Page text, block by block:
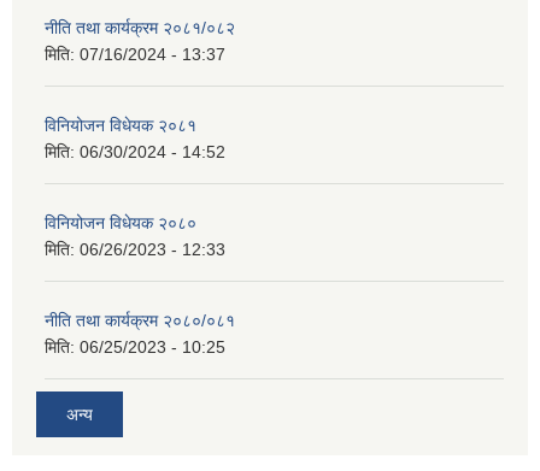
नीति तथा कार्यक्रम २०८१/०८२
मिति: 07/16/2024 - 13:37
विनियोजन विधेयक २०८१
मिति: 06/30/2024 - 14:52
विनियोजन विधेयक २०८०
मिति: 06/26/2023 - 12:33
नीति तथा कार्यक्रम २०८०/०८१
मिति: 06/25/2023 - 10:25
अन्य